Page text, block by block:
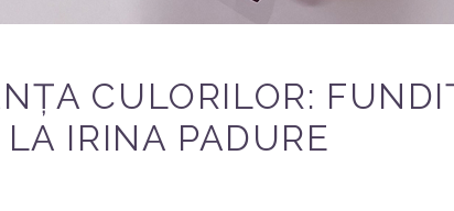
CULORILOR:
IRINA PADURE